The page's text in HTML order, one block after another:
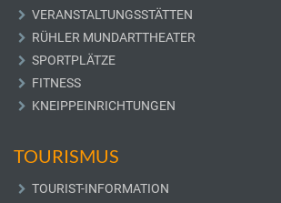
VERANSTALTUNGSSTÄTTEN
RÜHLER MUNDARTTHEATER
SPORTPLÄTZE
FITNESS
KNEIPPEINRICHTUNGEN
TOURISMUS
TOURIST-INFORMATION